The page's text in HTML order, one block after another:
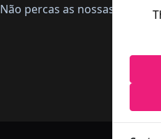
Não percas as nossas